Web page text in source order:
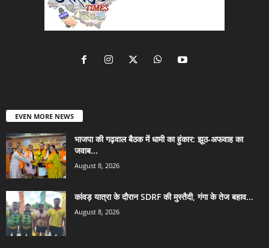
EVEN MORE NEWS
भाजपा की गढ़वाल बैठक में धामी का हुंकार: झूठ-अफवाह का
जवाब...
August 8, 2026
कांवड़ यात्रा के दौरान SDRF की मुस्तैदी, गंगा के तेज बहाव...
August 8, 2026